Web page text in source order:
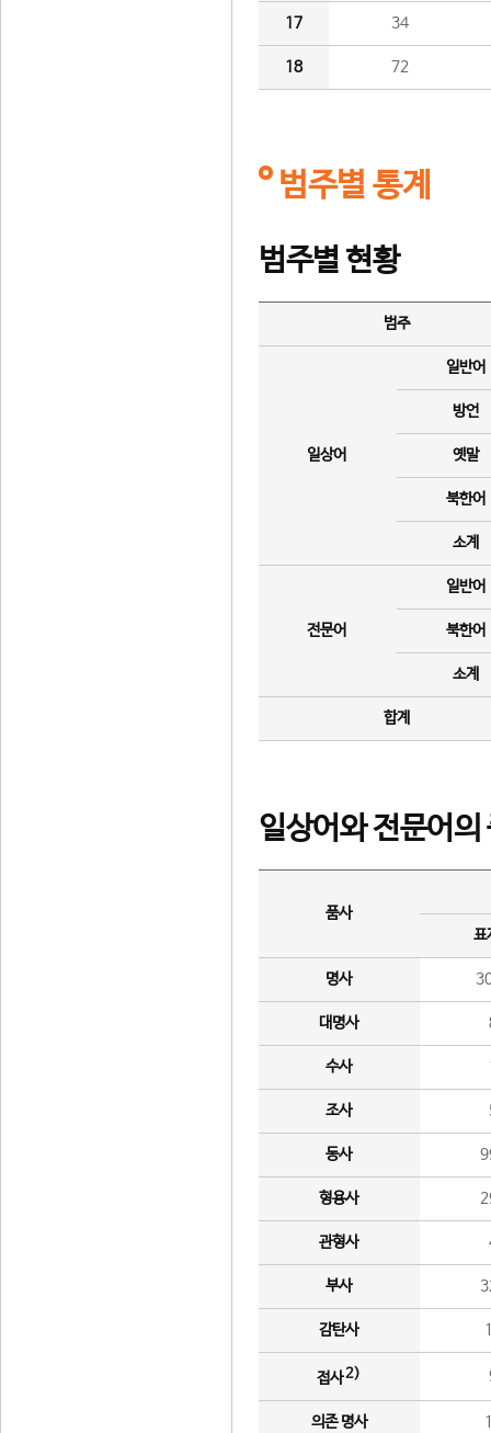
17 34
18 72
범주별 통계
범주별 현황
범주
일상어
일반어
방언
옛말
북한어
소계
전문어
일반어
북한어
소계
합계
일상어와 전문어의
품사
표
명사
대명사
수사
조사
동사
형용사
관형사
부사
감탄사
접사2)
의존 명사